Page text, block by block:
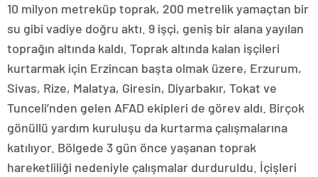
10 milyon metreküp toprak, 200 metrelik yamaçtan bir
su gibi vadiye doğru aktı. 9 işçi, geniş bir alana yayılan
toprağın altında kaldı. Toprak altında kalan işçileri
kurtarmak için Erzincan başta olmak üzere, Erzurum,
Sivas, Rize, Malatya, Giresin, Diyarbakır, Tokat ve
Tunceli’nden gelen AFAD ekipleri de görev aldı. Birçok
gönüllü yardım kuruluşu da kurtarma çalışmalarına
katılıyor. Bölgede 3 gün önce yaşanan toprak
hareketliliği nedeniyle çalışmalar durduruldu. İçişleri